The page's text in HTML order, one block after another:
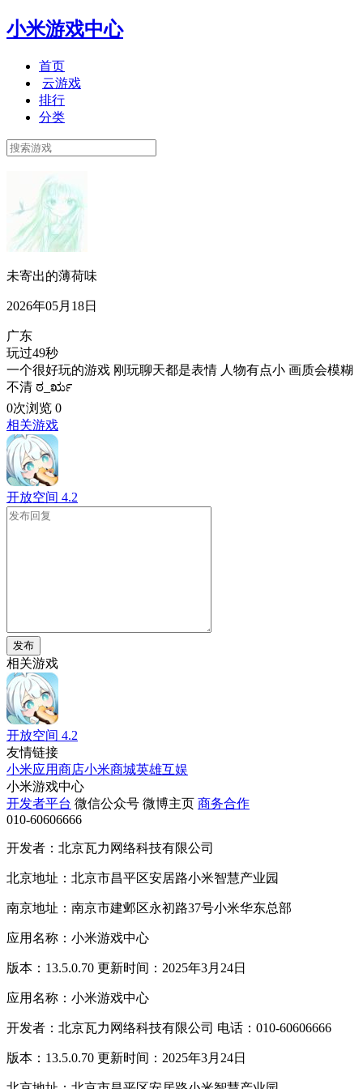
小米游戏中心
首页
云游戏
排行
分类
未寄出的薄荷味
2026年05月18日
广东
玩过49秒
一个很好玩的游戏 刚玩聊天都是表情 人物有点小 画质会模糊
不清 ಠ_ರೃ
0次浏览 0
相关游戏
开放空间 4.2
发布
相关游戏
开放空间 4.2
友情链接
小米应用商店小米商城英雄互娱
小米游戏中心
开发者平台 微信公众号 微博主页 商务合作
010-60606666
开发者：北京瓦力网络科技有限公司
北京地址：北京市昌平区安居路小米智慧产业园
南京地址：南京市建邺区永初路37号小米华东总部
应用名称：小米游戏中心
版本：13.5.0.70 更新时间：2025年3月24日
应用名称：小米游戏中心
开发者：北京瓦力网络科技有限公司 电话：010-60606666
版本：13.5.0.70 更新时间：2025年3月24日